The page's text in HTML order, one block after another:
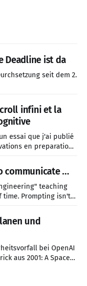
Deadline ist da
seit dem 2.
infini et la
essai que j'ai publié
en preparation
directement lié à...
teaching
time. Prompting isn't a
und
bei OpenAI
aus 2001: A Space